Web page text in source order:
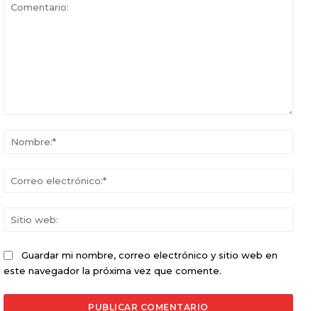
Guardar mi nombre, correo electrónico y sitio web en
este navegador la próxima vez que comente.